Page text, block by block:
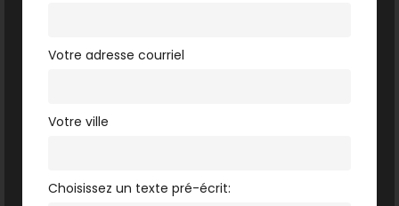
Votre adresse courriel
Votre ville
Choisissez un texte pré-écrit: